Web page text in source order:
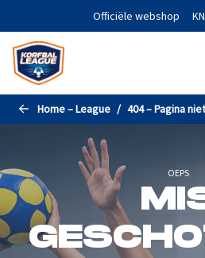
Naar de hoofdinhoud gaanOfficiële webshop
Home – League 404 – Pagina
OEPS